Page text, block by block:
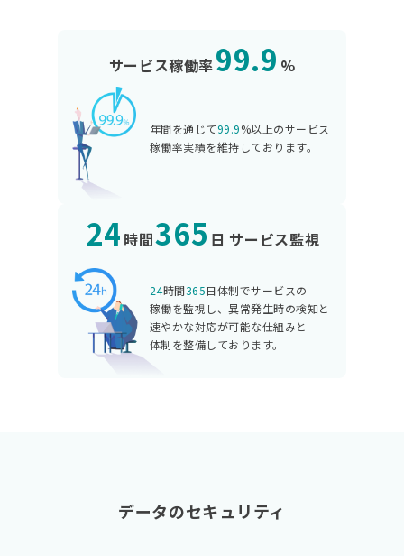
サービス稼働率99.9 %
年間を通じて99.9%以上のサービス
稼働率実績を維持しております。
24 時間365 日 サービス監視
24時間365日体制でサービスの
稼働を監視し、異常発生時の検知と
速やかな対応が可能な仕組みと
体制を整備しております。
データのセキュリティ